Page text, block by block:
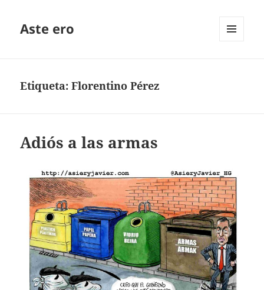
Aste ero
Etiqueta:Florentino Pérez
Adiós a las armas